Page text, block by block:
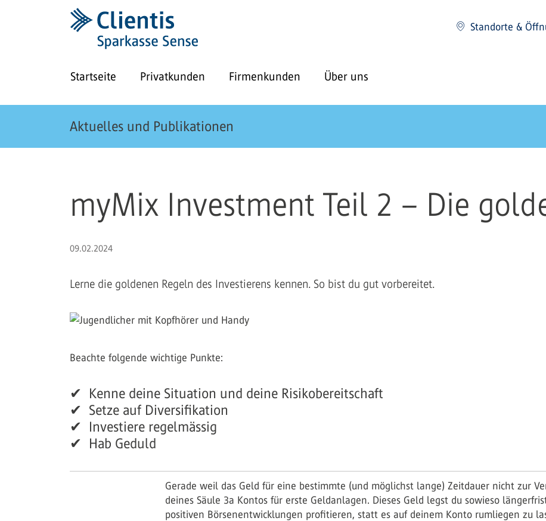
Standorte &
Startseite Privatkunden Firmenkunden Über uns
Aktuelles und Publikationen
myMix Investment Teil 2 – Die
09.02.2024
Lerne die goldenen Regeln des Investierens kennen. So bist du gut vorbereitet.
Beachte folgende wichtige Punkte:
✔ Kenne deine Situation und deine Risikobereitschaft
✔ Setze auf Diversifikation
✔ Investiere regelmässig
✔ Hab Geduld
Gerade weil das Geld für eine bestimmte (und möglichst lange) Zeitdauer nicht zur
deines Säule 3a Kontos für erste Geldanlagen. Dieses Geld legst du sowieso
positiven Börsenentwicklungen profitieren, statt es auf deinem Konto rumliegen zu